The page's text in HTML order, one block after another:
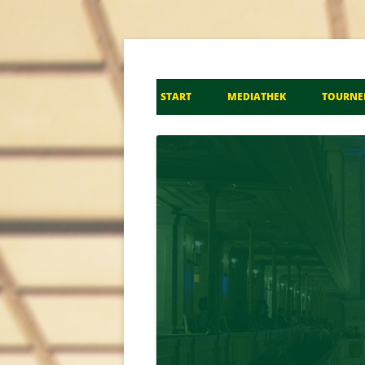
Don Kosaken Chor
START MEDIATHEK